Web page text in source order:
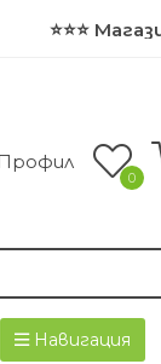
⭐⭐⭐
0
Навигация